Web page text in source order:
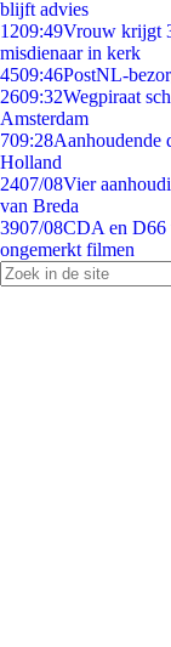
blijft advies
1209:49Vrouw krijgt
misdienaar in kerk
4509:46PostNL-
2609:32Wegpiraat
Amsterdam
709:28Aanhoudende
Holland
2407/08Vier
van Breda
3907/08CDA en D66
ongemerkt filmen